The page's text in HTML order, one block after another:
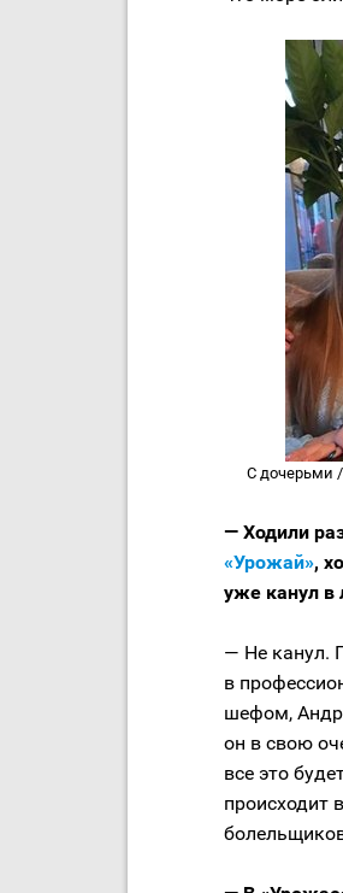
С дочерьми
— Ходили
«Урожай»,
уже канул в
— Не канул.
в
шефом,
он в свою
все это
происходит